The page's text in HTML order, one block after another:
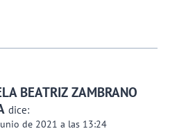
BEATRIZ ZAMBRANO
dice:
de 2021 a las 13:24